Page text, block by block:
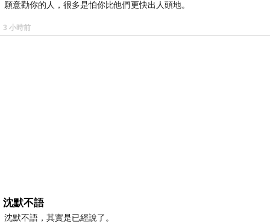
願意勸你的人，很多是怕你比他們更快出人頭地。
3 小時前
沈默不語
沈默不語，其實是已經說了。